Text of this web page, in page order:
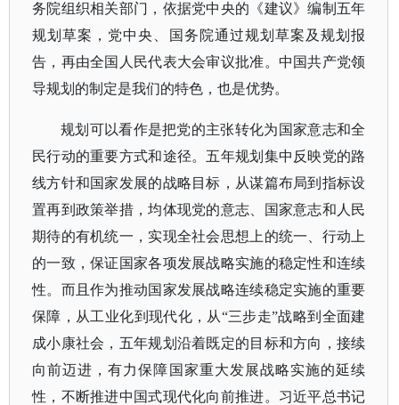
务院组织相关部门，依据党中央的《建议》编制五年
规划草案，党中央、国务院通过规划草案及规划报
告，再由全国人民代表大会审议批准。中国共产党领
导规划的制定是我们的特色，也是优势。
规划可以看作是把党的主张转化为国家意志和全
民行动的重要方式和途径。五年规划集中反映党的路
线方针和国家发展的战略目标，从谋篇布局到指标设
置再到政策举措，均体现党的意志、国家意志和人民
期待的有机统一，实现全社会思想上的统一、行动上
的一致，保证国家各项发展战略实施的稳定性和连续
性。而且作为推动国家发展战略连续稳定实施的重要
保障，从工业化到现代化，从“三步走”战略到全面建
成小康社会，五年规划沿着既定的目标和方向，接续
向前迈进，有力保障国家重大发展战略实施的延续
性，不断推进中国式现代化向前推进。习近平总书记